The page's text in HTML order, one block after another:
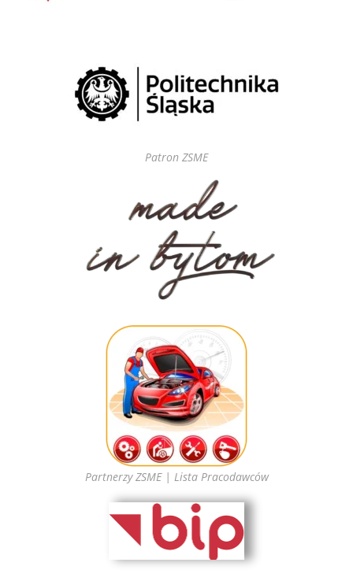
Patron ZSME
Partnerzy ZSME | Lista Pracodawców